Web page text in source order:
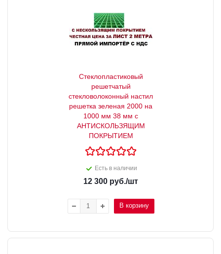
Стеклопластиковый
решетчатый
стекловолоконный настил
решетка зеленая 2000 на
1000 мм 38 мм с
АНТИСКОЛЬЗЯЩИМ
ПОКРЫТИЕМ
Есть в наличии
12 300 руб./шт
В корзину